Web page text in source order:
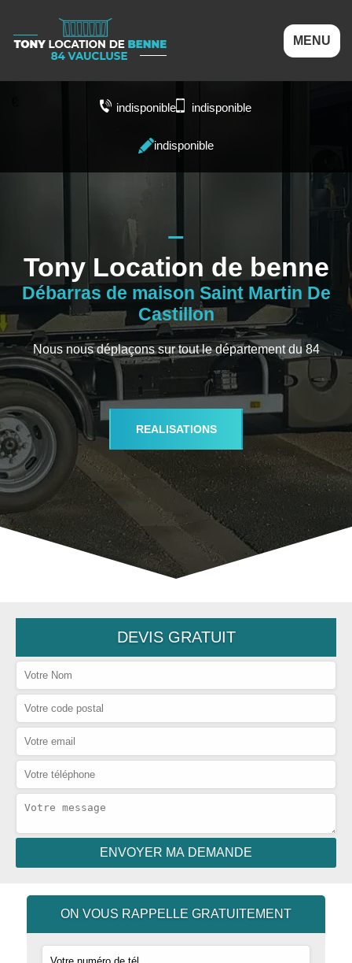
MENU
indisponible indisponible
indisponible
Tony Location de benne
Débarras de maison Saint Martin De
Castillon
Nous nous déplaçons sur tout le département du 84
REALISATIONS
DEVIS GRATUIT
ON VOUS RAPPELLE GRATUITEMENT